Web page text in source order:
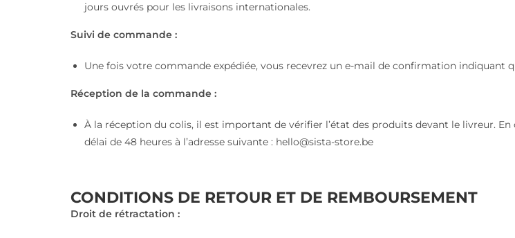
jours ouvrés pour les livraisons internationales.
Suivi de commande :
Une fois votre commande expédiée, vous recevrez un e-mail de confirmation indiquant
Réception de la commande :
À la réception du colis, il est important de vérifier l’état des produits devant le livreur.
délai de 48 heures à l’adresse suivante : hello@sista-store.be
CONDITIONS DE RETOUR ET DE REMBOURSEMENT
Droit de rétractation :